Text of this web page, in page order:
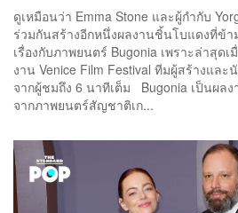
ดูเหมือนว่า Emma Stone และผู้กำกับ
ร่วมกันสร้างอีกหนึ่งผลงานชิ้นโบแดงที่ข้
เรื่องกับภาพยนตร์ Bugonia เพราะล่าสุด
งาน Venice Film Festival ทีมผู้สร้างแล
จากผู้ชมถึง 6 นาทีเต็ม Bugonia เป็นผล
จากภาพยนตร์สัญชาติเก...